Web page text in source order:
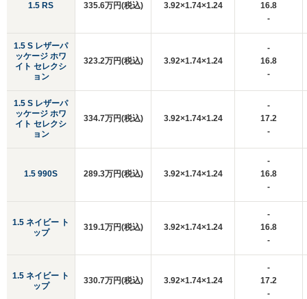
1.5 RS
1.5 S レザーパ
ッケージ ホワ
イト セレクシ
ョン
1.5 S レザーパ
ッケージ ホワ
イト セレクシ
ョン
1.5 990S
1.5 ネイビー ト
ップ
1.5 ネイビー ト
ップ
335.6万円(税込) 3.92×1.74×1.24
16.8
-
323.2万円(税込) 3.92×1.74×1.24
-
16.8
-
334.7万円(税込) 3.92×1.74×1.24
-
17.2
-
289.3万円(税込) 3.92×1.74×1.24
-
16.8
-
319.1万円(税込) 3.92×1.74×1.24
-
16.8
-
330.7万円(税込) 3.92×1.74×1.24
-
17.2
-